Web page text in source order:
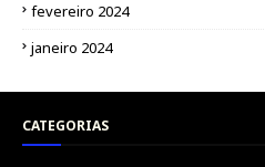
fevereiro 2024
janeiro 2024
CATEGORIAS